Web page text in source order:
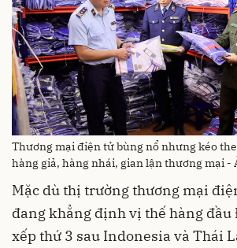
Thương mại điện tử bùng nổ nhưng kéo
hàng giả, hàng nhái, gian lận thương mại -
Mặc dù thị trường thương mại
đang khẳng định vị thế hàng đầu
xếp thứ 3 sau Indonesia và Thái